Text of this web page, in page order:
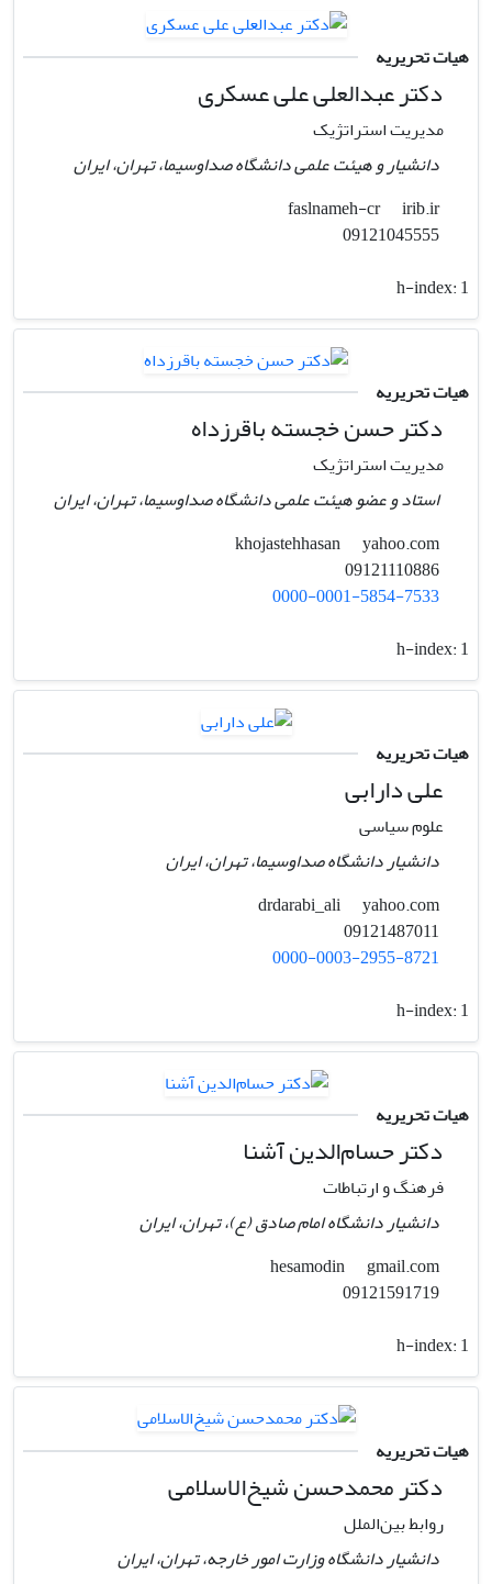
هیات تحریریه
دکتر عبدالعلی علی عسکری
مدیریت استراتژیک
دانشیار و هیئت علمی دانشگاه صداوسیما، تهران، ایران
faslnameh-cr
irib.ir
h-index:1
هیات تحریریه
دکتر حسن خجسته باقرزداه
مدیریت استراتژیک
استاد و عضو هیئت علمی دانشگاه صداوسیما، تهران، ایران
yahoo.com
0000-0001-5854-7533
h-index:1
هیات تحریریه
علی دارابی
علوم سیاسی
دانشیار دانشگاه صداوسیما، تهران، ایران
yahoo.com
0000-0003-2955-8721
h-index:1
هیات تحریریه
دکتر حسام‌الدین آشنا
فرهنگ و ارتباطات
دانشیار دانشگاه امام صادق (ع)، تهران، ایران
gmail.com
h-index:1
هیات تحریریه
دکتر محمدحسن شیخ‌الاسلامی
روابط بین‌الملل
دانشیار دانشگاه وزارت امور خارجه، تهران، ایران